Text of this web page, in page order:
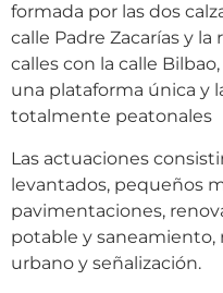
formada por las dos
calle Padre Zacarías y
calles con la calle
una plataforma única y
totalmente peatonales
Las actuaciones
levantados, pequeños
pavimentaciones,
potable y saneamiento,
urbano y señalización.